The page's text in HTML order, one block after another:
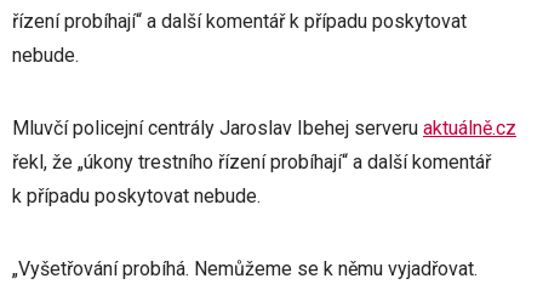
řízení probíhají“ a další komentář k případu poskytovat
nebude.
Mluvčí policejní centrály Jaroslav Ibehej serveru aktuálně.cz
řekl, že „úkony trestního řízení probíhají“ a další komentář
k případu poskytovat nebude.
„Vyšetřování probíhá. Nemůžeme se k němu vyjadřovat.